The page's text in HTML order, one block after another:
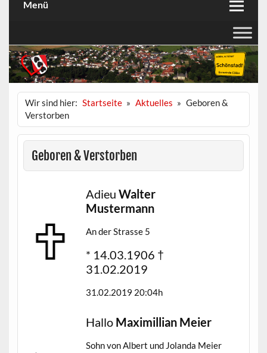
Menü
Wir sind hier: Startseite Aktuelles
Geboren &
Verstorben
Geboren & Verstorben
Adieu Walter
Mustermann
An der Strasse 5
* 14.03.1906 †
31.02.2019
31.02.2019 20:04h
Hallo Maximillian Meier
Sohn von Albert und Jolanda Meier